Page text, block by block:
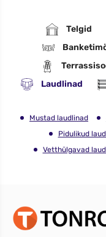
Telgid
Laudlinad
Mustad laudlinad
Pidulikud
Vetthülgavad